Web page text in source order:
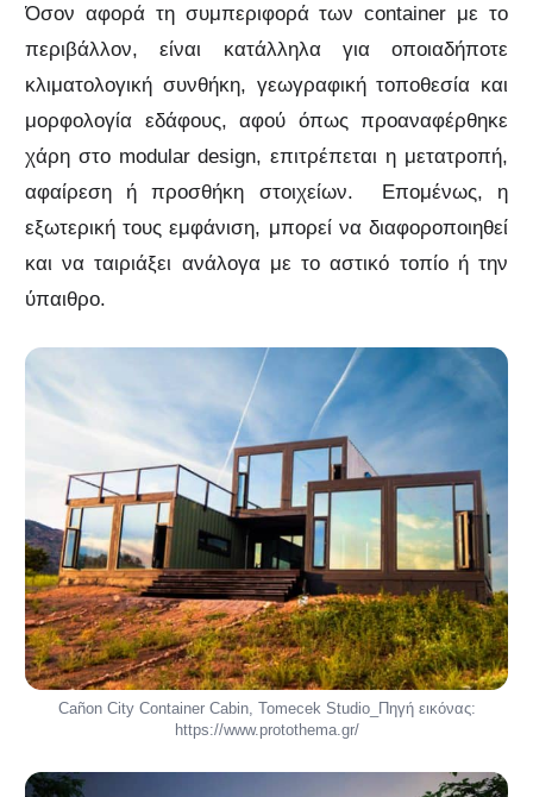
Όσον αφορά τη συμπεριφορά των container με το
περιβάλλον, είναι κατάλληλα για οποιαδήποτε
κλιματολογική συνθήκη, γεωγραφική τοποθεσία και
μορφολογία εδάφους, αφού όπως προαναφέρθηκε
χάρη στο modular design, επιτρέπεται η μετατροπή,
αφαίρεση ή προσθήκη στοιχείων. Επομένως, η
εξωτερική τους εμφάνιση, μπορεί να διαφοροποιηθεί
και να ταιριάξει ανάλογα με το αστικό τοπίο ή την
ύπαιθρο.
Cañon City Container Cabin, Tomecek Studio_Πηγή εικόνας:
https://www.protothema.gr/